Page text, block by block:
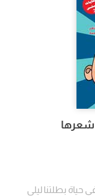
شعرها
حياة بطلتنا ليلى